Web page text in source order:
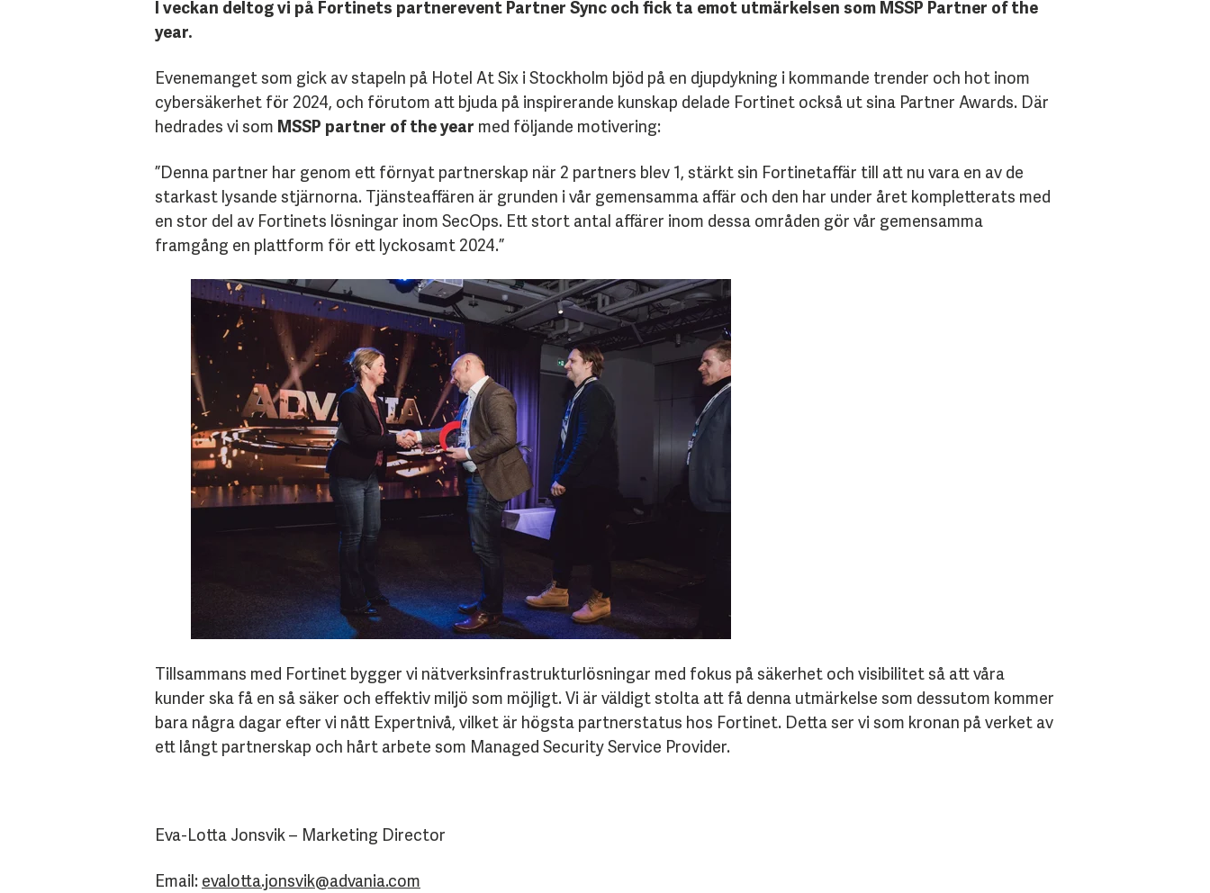
I veckan deltog vi på Fortinets partnerevent Partner Sync och fick ta emot utmärkelsen som MSSP Partner of the
year.
Evenemanget som gick av stapeln på Hotel At Six i Stockholm bjöd på en djupdykning i kommande trender och hot inom
cybersäkerhet för 2024, och förutom att bjuda på inspirerande kunskap delade Fortinet också ut sina Partner Awards. Där
hedrades vi som MSSP partner of the year med följande motivering:
”Denna partner har genom ett förnyat partnerskap när 2 partners blev 1, stärkt sin Fortinetaffär till att nu vara en av de
starkast lysande stjärnorna. Tjänsteaffären är grunden i vår gemensamma affär och den har under året kompletterats med
en stor del av Fortinets lösningar inom SecOps. Ett stort antal affärer inom dessa områden gör vår gemensamma
framgång en plattform för ett lyckosamt 2024.”
Tillsammans med Fortinet bygger vi nätverksinfrastrukturlösningar med fokus på säkerhet och visibilitet så att våra
kunder ska få en så säker och effektiv miljö som möjligt. Vi är väldigt stolta att få denna utmärkelse som dessutom kommer
bara några dagar efter vi nått Expertnivå, vilket är högsta partnerstatus hos Fortinet. Detta ser vi som kronan på verket av
ett långt partnerskap och hårt arbete som Managed Security Service Provider.
Eva-Lotta Jonsvik – Marketing Director
Email: evalotta.jonsvik@advania.com